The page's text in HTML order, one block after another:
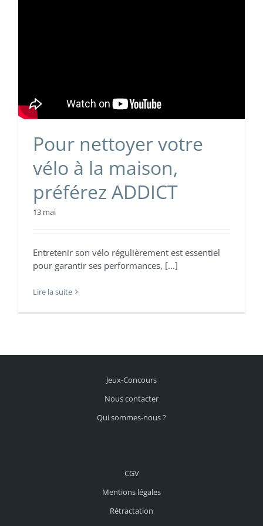
Pour nettoyer votre
vélo à la maison,
préférez ADDICT
13 mai
Entretenir son vélo régulièrement est essentiel
pour garantir ses performances, [...]
Lire la suite
Jeux-Concours
Nous contacter
Qui sommes-nous ?
CGV
Mentions légales
Rétractation